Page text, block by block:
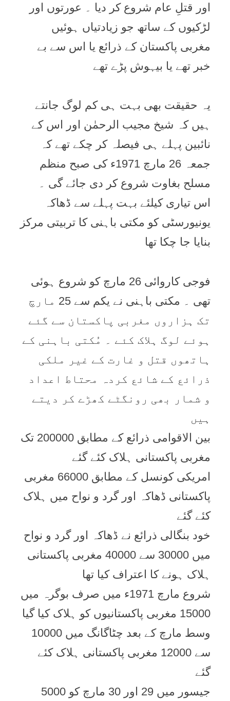
اور قتلِ عام شروع کر دیا ۔ عورتوں اور
لڑکیوں کے ساتھ جو زیادتیاں ہوئیں
مغربی پاکستان کے ذرائع یا اس سے بے
خبر تھے یا بیہوش پڑے تھے
یہ حقیقت بھی بہت ہی کم لوگ جانتے
ہیں کہ شیخ مجیب الرحمٰن اور اس کے
نائبین پہلے ہی فیصلہ کر چکے تھے کہ
جمعہ 26 مارچ 1971ء کی صبح منظم
مسلح بغاوت شروع کر دی جائے گی ۔
اس تیاری کیلئے بہت پہلے سے ڈھاکہ
یونیورسٹی کو مکتی باہنی کا تربیتی مرکز
بنایا جا چکا تھا
فوجی کاروائی 26 مارچ کو شروع ہوئی
تھی ۔ مکتی باہنی نے یکم سے 25 مارچ
تک ہزاروں مغربی پاکستان سے گئے
ہوئے لوگ ہلاک کئے ۔ مُکتی باہنی کے
ہاتھوں قتل و غارت کے غیر ملکی
ذرائع کے شائع کردہ محتاط اعداد
و شمار بھی رونگٹے کھڑے کر دیتے
ہیں
بین الاقوامی ذرائع کے مطابق 200000 تک
مغربی پاکستانی ہلاک کئے گئے
امریکی کونسل کے مطابق 66000 مغربی
پاکستانی ڈھاکہ اور گرد و نواح میں ہلاک
کئے گئے
خود بنگالی ذرائع نے ڈھاکہ اور گرد و نواح
میں 30000 سے 40000 مغربی پاکستانی
ہلاک ہونے کا اعتراف کیا تھا
شروع مارچ 1971ء میں صرف بوگرہ میں
15000 مغربی پاکستانیوں کو ہلاک کیا گیا
وسط مارچ کے بعد چٹاگانگ میں 10000
سے 12000 مغربی پاکستانی ہلاک کئے
گئے
جیسور میں 29 اور 30 مارچ کو 5000